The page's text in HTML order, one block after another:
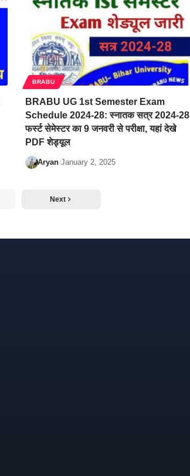
BRABU
BRABU UG 1st Semester Exam
Schedule 2024-28: स्नातक सत्र 2024-28
फर्स्ट सेमेस्टर का 9 जनवरी से परीक्षा, यहां देखे
PDF शेड्यूल
Aryan January 2, 2025
Next